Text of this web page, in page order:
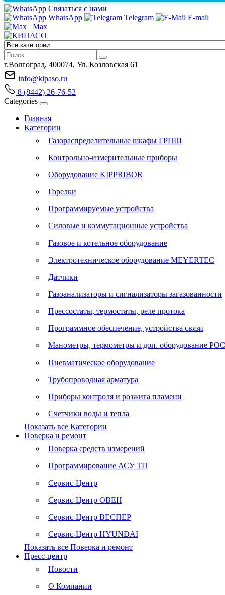
Связаться с нами
WhatsApp
Telegram
E-mail
Max
г.Волгоград, 400074, Ул. Козловская 61
info@kipaso.ru
8 (8442) 26-76-52
Categories
Главная
Категории
Газораспределительные шкафы ГРПШ
Контрольно-измерительные приборы
Оборудование KIPPRIBOR
Горелки
Программируемые устройства
Силовые и коммутационные устройства
Газовое и котельное оборудование
Электротехническое оборудование MEYERTEC
Датчики
Газоанализаторы и сигнализаторы загазованности
Прессостаты, термостаты, реле протока
Программное обеспечение, устройства связи
Манометры, термометры и доп. оборудование
Пневматическое оборудование
Трубопроводная арматура
Приборы контроля и розжига пламени
Счетчики воды и тепла
Показать все Категории
Поверка и ремонт
Поверка средств измерений
Программирование АСУ ТП
Сервис-Центр
Сервис-Центр ОВЕН
Сервис-Центр ВЕСПЕР
Сервис-Центр HYUNDAI
Показать все Поверка и ремонт
Пресс-центр
Новости
О Компании